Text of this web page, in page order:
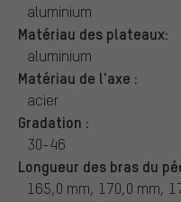
aluminium
Matériau des plateaux:
aluminium
Matériau de l'axe :
acier
Gradation :
30-46
Longueur des bras du
165,0 mm, 170,0 mm,